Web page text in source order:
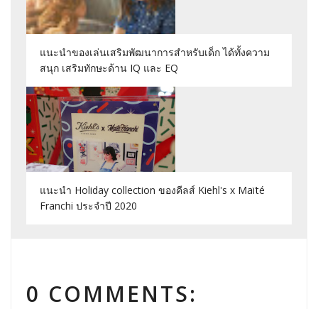
แนะนำของเล่นเสริมพัฒนาการสำหรับเด็ก ได้ทั้งความ
สนุก เสริมทักษะด้าน IQ และ EQ
แนะนำ Holiday collection ของคีลส์ Kiehl's x Maïté
Franchi ประจำปี 2020
0 COMMENTS: